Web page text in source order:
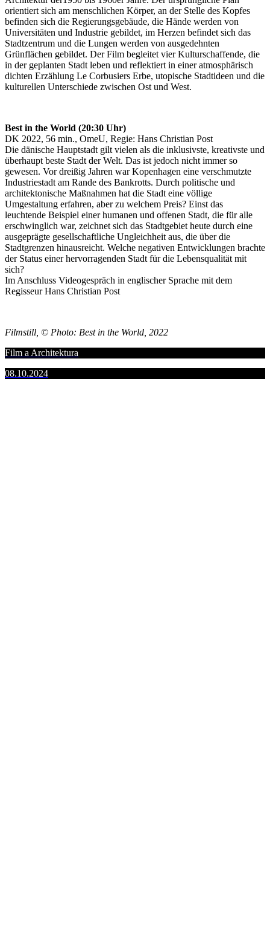
orientiert sich am menschlichen Körper, an der Stelle des Kopfes
befinden sich die Regierungsgebäude, die Hände werden von
Universitäten und Industrie gebildet, im Herzen befindet sich das
Stadtzentrum und die Lungen werden von ausgedehnten
Grünflächen gebildet. Der Film begleitet vier Kulturschaffende, die
in der geplanten Stadt leben und reflektiert in einer atmosphärisch
dichten Erzählung Le Corbusiers Erbe, utopische Stadtideen und die
kulturellen Unterschiede zwischen Ost und West.
Best in the World (20:30 Uhr)
DK 2022, 56 min., OmeU, Regie: Hans Christian Post
Die dänische Hauptstadt gilt vielen als die inklusivste, kreativste und
überhaupt beste Stadt der Welt. Das ist jedoch nicht immer so
gewesen. Vor dreißig Jahren war Kopenhagen eine verschmutzte
Industriestadt am Rande des Bankrotts. Durch politische und
architektonische Maßnahmen hat die Stadt eine völlige
Umgestaltung erfahren, aber zu welchem Preis? Einst das
leuchtende Beispiel einer humanen und offenen Stadt, die für alle
erschwinglich war, zeichnet sich das Stadtgebiet heute durch eine
ausgeprägte gesellschaftliche Ungleichheit aus, die über die
Stadtgrenzen hinausreicht. Welche negativen Entwicklungen brachte
der Status einer hervorragenden Stadt für die Lebensqualität mit
sich?
Im Anschluss Videogespräch in englischer Sprache mit dem
Regisseur Hans Christian Post
Filmstill, © Photo: Best in the World, 2022
Film a Architektura
08.10.2024